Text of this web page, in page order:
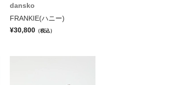
dansko
FRANKIE(ハニー)
¥30,800 （税込）